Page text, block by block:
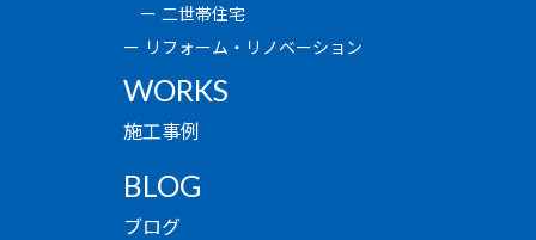
二世帯住宅
リフォーム・リノベーション
WORKS
施工事例
BLOG
ブログ